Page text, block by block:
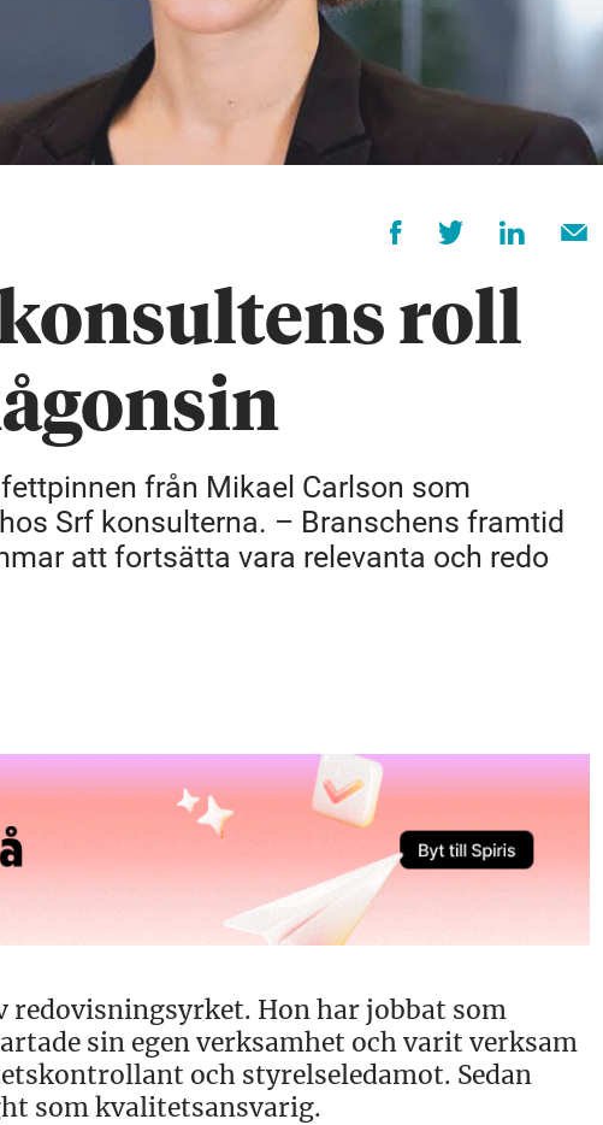
roll
från Mikael Carlson som
Srf konsulterna. – Branschens framtid
att fortsätta vara relevanta och redo
redovisningsyrket. Hon har jobbat som
sin egen verksamhet och varit verksam
och styrelseledamot. Sedan
som kvalitetsansvarig.